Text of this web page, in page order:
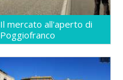
Il mercato all'aperto di
Poggiofranco